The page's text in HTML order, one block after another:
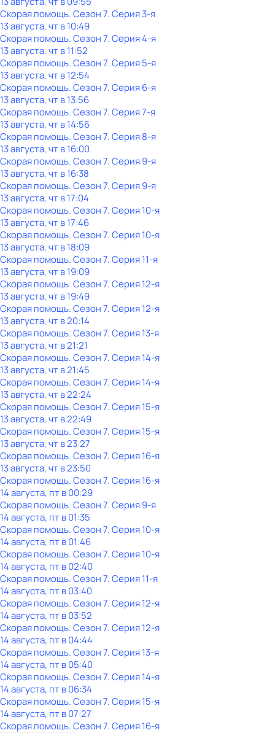
Скорая помощь. Сезон 7. Серия 3-я
13 августа, чт в 10:49
Скорая помощь. Сезон 7. Серия 4-я
13 августа, чт в 11:52
Скорая помощь. Сезон 7. Серия 5-я
13 августа, чт в 12:54
Скорая помощь. Сезон 7. Серия 6-я
13 августа, чт в 13:56
Скорая помощь. Сезон 7. Серия 7-я
13 августа, чт в 14:56
Скорая помощь. Сезон 7. Серия 8-я
13 августа, чт в 16:00
Скорая помощь. Сезон 7. Серия 9-я
13 августа, чт в 16:38
Скорая помощь. Сезон 7. Серия 9-я
13 августа, чт в 17:04
Скорая помощь. Сезон 7. Серия 10-я
13 августа, чт в 17:46
Скорая помощь. Сезон 7. Серия 10-я
13 августа, чт в 18:09
Скорая помощь. Сезон 7. Серия 11-я
13 августа, чт в 19:09
Скорая помощь. Сезон 7. Серия 12-я
13 августа, чт в 19:49
Скорая помощь. Сезон 7. Серия 12-я
13 августа, чт в 20:14
Скорая помощь. Сезон 7. Серия 13-я
13 августа, чт в 21:21
Скорая помощь. Сезон 7. Серия 14-я
13 августа, чт в 21:45
Скорая помощь. Сезон 7. Серия 14-я
13 августа, чт в 22:24
Скорая помощь. Сезон 7. Серия 15-я
13 августа, чт в 22:49
Скорая помощь. Сезон 7. Серия 15-я
13 августа, чт в 23:27
Скорая помощь. Сезон 7. Серия 16-я
13 августа, чт в 23:50
Скорая помощь. Сезон 7. Серия 16-я
14 августа, пт в 00:29
Скорая помощь. Сезон 7. Серия 9-я
14 августа, пт в 01:35
Скорая помощь. Сезон 7. Серия 10-я
14 августа, пт в 01:46
Скорая помощь. Сезон 7. Серия 10-я
14 августа, пт в 02:40
Скорая помощь. Сезон 7. Серия 11-я
14 августа, пт в 03:40
Скорая помощь. Сезон 7. Серия 12-я
14 августа, пт в 03:52
Скорая помощь. Сезон 7. Серия 12-я
14 августа, пт в 04:44
Скорая помощь. Сезон 7. Серия 13-я
14 августа, пт в 05:40
Скорая помощь. Сезон 7. Серия 14-я
14 августа, пт в 06:34
Скорая помощь. Сезон 7. Серия 15-я
14 августа, пт в 07:27
Скорая помощь. Сезон 7. Серия 16-я